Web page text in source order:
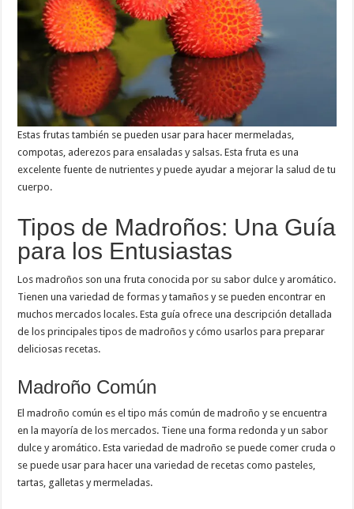
Estas frutas también se pueden usar para hacer mermeladas,
compotas, aderezos para ensaladas y salsas. Esta fruta es una
excelente fuente de nutrientes y puede ayudar a mejorar la salud de tu
cuerpo.
Tipos de Madroños: Una Guía
para los Entusiastas
Los madroños son una fruta conocida por su sabor dulce y aromático.
Tienen una variedad de formas y tamaños y se pueden encontrar en
muchos mercados locales. Esta guía ofrece una descripción detallada
de los principales tipos de madroños y cómo usarlos para preparar
deliciosas recetas.
Madroño Común
El madroño común es el tipo más común de madroño y se encuentra
en la mayoría de los mercados. Tiene una forma redonda y un sabor
dulce y aromático. Esta variedad de madroño se puede comer cruda o
se puede usar para hacer una variedad de recetas como pasteles,
tartas, galletas y mermeladas.